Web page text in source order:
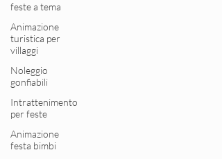
feste a tema
Animazione
turistica per
villaggi
Noleggio
gonfiabili
Intrattenimento
per feste
Animazione
festa bimbi